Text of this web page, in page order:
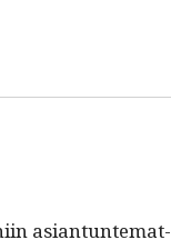
asiantun­tem­at­